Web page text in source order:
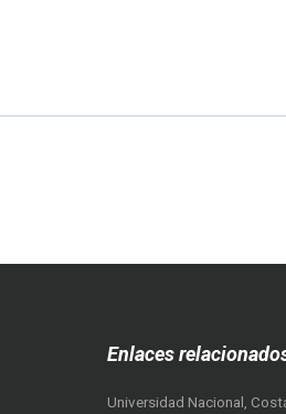
Enlaces
Universidad Nacional,